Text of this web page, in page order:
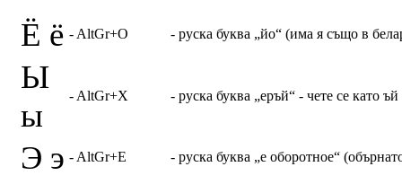
Ё ё - AltGr+O - руска буква „йо“ (има я също в
Ы
ы
- AltGr+X - руска буква „еръй“ - чете се като
Э э - AltGr+E - руска буква „е оборотное“